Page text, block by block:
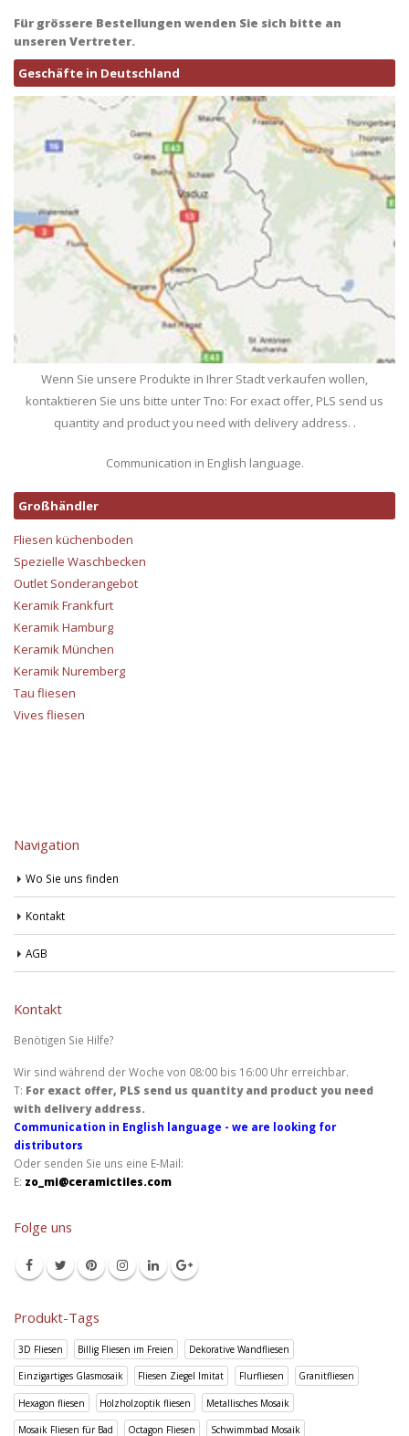
Für grössere Bestellungen wenden Sie sich bitte an
unseren Vertreter.
Geschäfte in Deutschland
Wenn Sie unsere Produkte in Ihrer Stadt verkaufen wollen,
kontaktieren Sie uns bitte unter Tno: For exact offer, PLS send us
quantity and product you need with delivery address. .
Communication in English language.
Großhändler
Fliesen küchenboden
Spezielle Waschbecken
Outlet Sonderangebot
Keramik Frankfurt
Keramik Hamburg
Keramik München
Keramik Nuremberg
Tau fliesen
Vives fliesen
Navigation
Wo Sie uns finden
Kontakt
AGB
Kontakt
Benötigen Sie Hilfe?
Wir sind während der Woche von 08:00 bis 16:00 Uhr erreichbar.
T: For exact offer, PLS send us quantity and product you need
with delivery address.
Communication in English language - we are looking for
distributors
Oder senden Sie uns eine E-Mail:
E: zo_mi@ceramictiles.com
Folge uns
Produkt-Tags
3D Fliesen Billig Fliesen im Freien Dekorative Wandfliesen
Einzigartiges Glasmosaik Fliesen Ziegel Imitat Flurfliesen Granitfliesen
Hexagon fliesen Holzholzoptik fliesen Metallisches Mosaik
Mosaik Fliesen für Bad Octagon Fliesen Schwimmbad Mosaik